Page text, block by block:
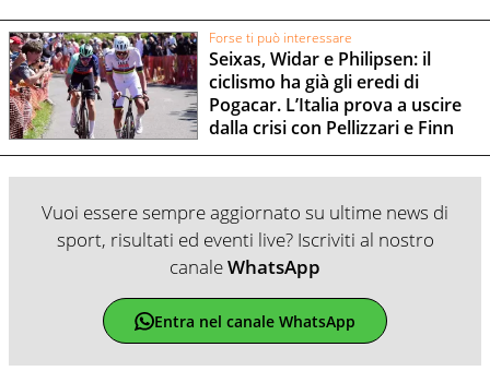
Forse ti può interessare
Seixas, Widar e Philipsen: il
ciclismo ha già gli eredi di
Pogacar. L’Italia prova a uscire
dalla crisi con Pellizzari e Finn
Vuoi essere sempre aggiornato su ultime news di
sport, risultati ed eventi live? Iscriviti al nostro
canaleWhatsApp
Entra nel canale WhatsApp